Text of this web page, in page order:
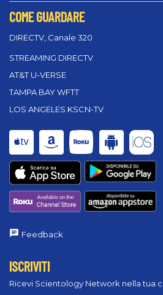
COME GUARDARE
DIRECTV, Canale 320
STREAMING DIRECTV
AT&T U-VERSE
TAMPA BAY WFTT
LOS ANGELES KSCN-TV
Feedback
ISCRIVITI
Ricevi Scientology Network nella tua